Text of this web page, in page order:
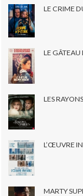
LE CRIME
LE
LES
L’ŒUVRE
MARTY